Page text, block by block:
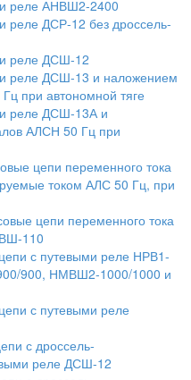
реле АНВШ2-2400
реле ДСР-12 без дроссель-
реле ДСШ-12
реле ДСШ-13 и наложением
при автономной тяге
реле ДСШ-13А и
АЛСН 50 Гц при
цепи переменного тока
током АЛС 50 Гц, при
цепи переменного тока
110
с путевыми реле НРВ1-
900, НМВШ2-1000/1000 и
с путевыми реле
с дроссель-
реле ДСШ-12